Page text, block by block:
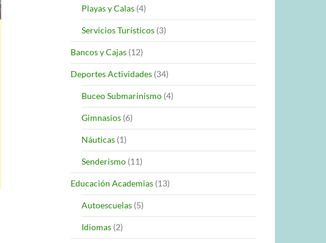
Playas y Calas (4)
Servicios Turísticos (3)
Bancos y Cajas (12)
Deportes Actividades (34)
Buceo Submarinismo (4)
Gimnasios (6)
Náuticas (1)
Senderismo (11)
Educación Academias (13)
Autoescuelas (5)
Idiomas (2)